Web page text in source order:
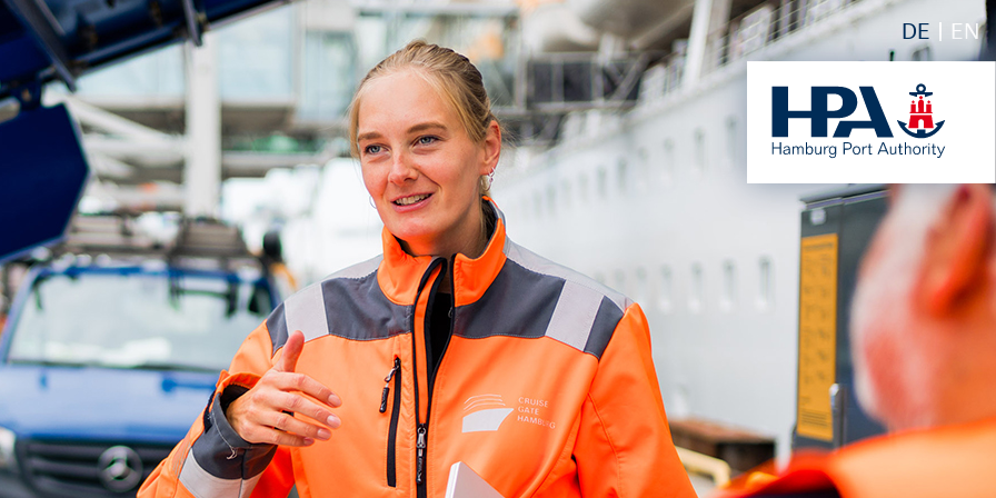
DE EN
Center der HPA
aller Verkehrsmeldungen im Hafen am